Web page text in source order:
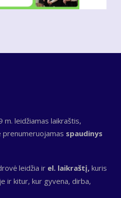
m. leidžiamas laikraštis,
prenumeruojamas spaudinys
leidžia ir el. laikraštį, kuris
ir kitur, kur gyvena, dirba,